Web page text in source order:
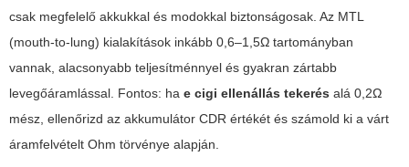
csak megfelelő akkukkal és modokkal biztonságosak. Az MTL
(mouth-to-lung) kialakítások inkább 0,6–1,5Ω tartományban
vannak, alacsonyabb teljesítménnyel és gyakran zártabb
levegőáramlással. Fontos: ha e cigi ellenállás tekerés alá 0,2Ω
mész, ellenőrizd az akkumulátor CDR értékét és számold ki a várt
áramfelvételt Ohm törvénye alapján.